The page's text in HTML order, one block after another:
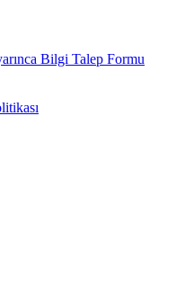
Bilgi Talep Formu